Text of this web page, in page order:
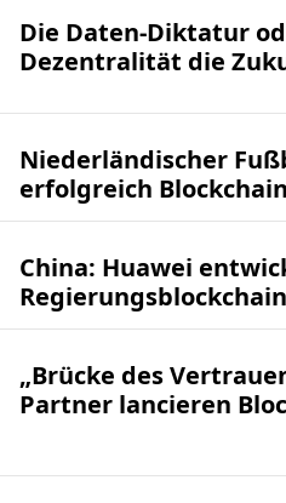
Die Daten-Diktatur
Dezentralität die
Niederländischer
erfolgreich
China: Huawei
Regierungsblockchain
„Brücke des
Partner lancieren